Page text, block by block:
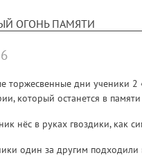
ОГОНЬ ПАМЯТИ
торжесвенные дни ученики
который останется в
нёс в руках гвоздики, как
один за другим